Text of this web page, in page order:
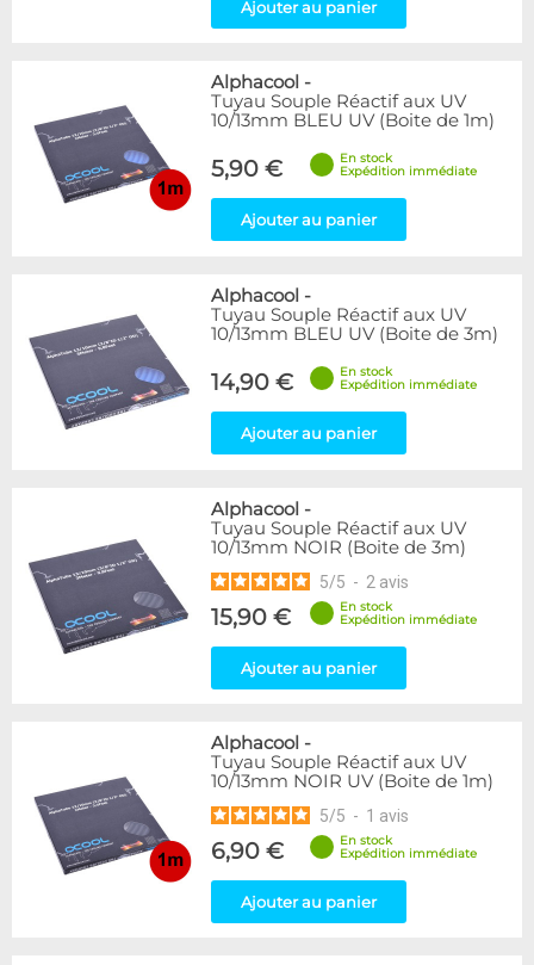
Ajouter au panier
Alphacool -
Tuyau Souple Réactif aux UV
10/13mm BLEU UV (Boite de 1m)
5,90 €
En stock
Expédition immédiate
Ajouter au panier
Alphacool -
Tuyau Souple Réactif aux UV
10/13mm BLEU UV (Boite de 3m)
14,90 €
En stock
Expédition immédiate
Ajouter au panier
Alphacool -
Tuyau Souple Réactif aux UV
10/13mm NOIR (Boite de 3m)
5/5 - 2 avis
15,90 €
En stock
Expédition immédiate
Ajouter au panier
Alphacool -
Tuyau Souple Réactif aux UV
10/13mm NOIR UV (Boite de 1m)
5/5 - 1 avis
6,90 €
En stock
Expédition immédiate
Ajouter au panier